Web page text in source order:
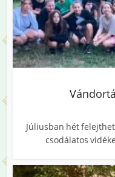
Júliusban hét
csodálatos